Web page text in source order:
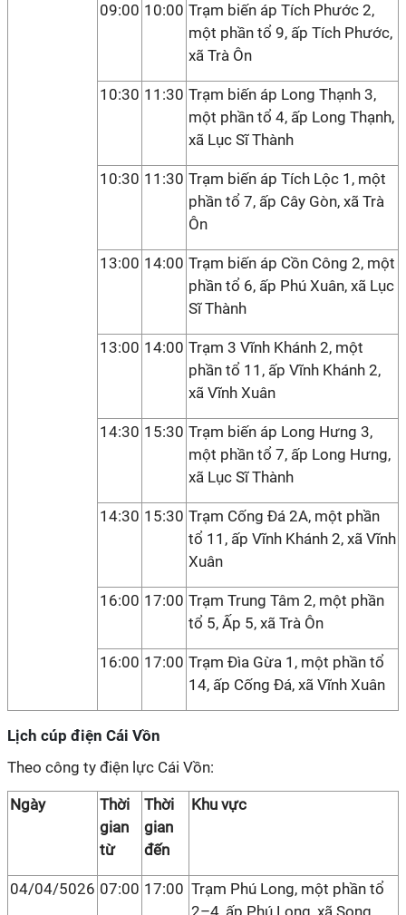
09:00 10:00 Trạm biến áp Tích Phước 2,
một phần tổ 9, ấp Tích Phước,
xã Trà Ôn
10:30 11:30 Trạm biến áp Long Thạnh 3,
một phần tổ 4, ấp Long Thạnh,
xã Lục Sĩ Thành
10:30 11:30 Trạm biến áp Tích Lộc 1, một
phần tổ 7, ấp Cây Gòn, xã Trà
Ôn
13:00 14:00 Trạm biến áp Cồn Công 2, một
phần tổ 6, ấp Phú Xuân, xã Lục
Sĩ Thành
13:00 14:00 Trạm 3 Vĩnh Khánh 2, một
phần tổ 11, ấp Vĩnh Khánh 2,
xã Vĩnh Xuân
14:30 15:30 Trạm biến áp Long Hưng 3,
một phần tổ 7, ấp Long Hưng,
xã Lục Sĩ Thành
14:30 15:30 Trạm Cống Đá 2A, một phần
tổ 11, ấp Vĩnh Khánh 2, xã Vĩnh
Xuân
16:00 17:00 Trạm Trung Tâm 2, một phần
tổ 5, Ấp 5, xã Trà Ôn
16:00 17:00 Trạm Đìa Gừa 1, một phần tổ
14, ấp Cống Đá, xã Vĩnh Xuân
Lịch cúp điện Cái Vồn
Theo công ty điện lực Cái Vồn:
Ngày
Thời
gian
từ
Thời
gian
đến
Khu vực
04/04/5026 07:00 17:00 Trạm Phú Long, một phần tổ
2–4, ấp Phú Long, xã Song